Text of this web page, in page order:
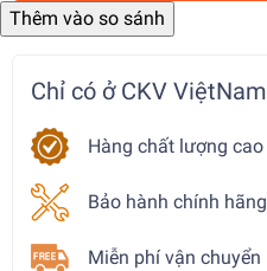
Chỉ có ở CKV ViệtNam
Hàng chất lượng cao
Bảo hành chính hãng
Miễn phí vận chuyển